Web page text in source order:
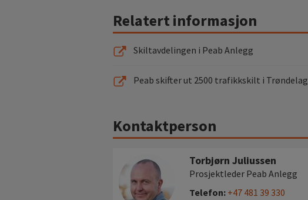
Relatert informasjon
Skiltavdelingen i Peab Anlegg
Peab skifter ut 2500 trafikkskilt i Trøndelag
Kontaktperson
Torbjørn Juliussen
Prosjektleder Peab Anlegg
Telefon: +47 481 39 330